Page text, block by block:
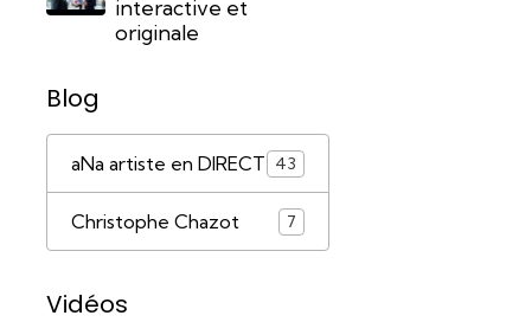
interactive et
originale
Blog
aNa artiste en DIRECT 43
Christophe Chazot 7
Vidéos